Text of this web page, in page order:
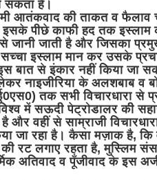
सकता है।
आतंकवाद की ताकत व फैलाव
पीछे काफी हद तक इस्लाम
से जानी जाती है और जिसका
सच्चा इस्लाम मान कर उसके
बात से इंकार नहीं किया जा
नाइजीरिया के अलशबाब व
तक सभी विचारधारा से
में सऊदी पेट्रोडालर की
और वहीं से साम्राजी
जा रहा है। कैसा मज़ाक है,
रट लगाए रहता है, मुस्लिम
अतिवाद व पूँजीवाद के इस